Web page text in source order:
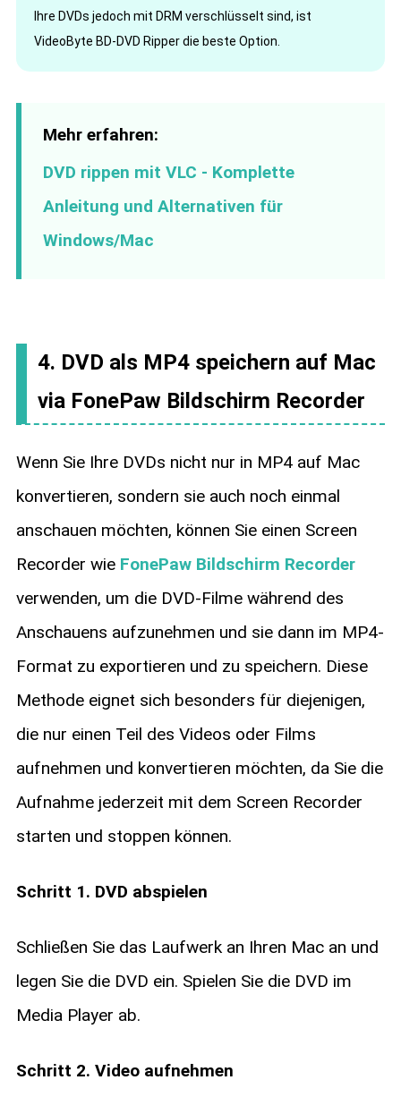
Ihre DVDs jedoch mit DRM verschlüsselt sind, ist
VideoByte BD-DVD Ripper die beste Option.
Mehr erfahren:
DVD rippen mit VLC - Komplette
Anleitung und Alternativen für
Windows/Mac
4. DVD als MP4 speichern auf Mac
via FonePaw Bildschirm Recorder
Wenn Sie Ihre DVDs nicht nur in MP4 auf Mac
konvertieren, sondern sie auch noch einmal
anschauen möchten, können Sie einen Screen
Recorder wie FonePaw Bildschirm Recorder
verwenden, um die DVD-Filme während des
Anschauens aufzunehmen und sie dann im MP4-
Format zu exportieren und zu speichern. Diese
Methode eignet sich besonders für diejenigen,
die nur einen Teil des Videos oder Films
aufnehmen und konvertieren möchten, da Sie die
Aufnahme jederzeit mit dem Screen Recorder
starten und stoppen können.
Schritt 1. DVD abspielen
Schließen Sie das Laufwerk an Ihren Mac an und
legen Sie die DVD ein. Spielen Sie die DVD im
Media Player ab.
Schritt 2. Video aufnehmen